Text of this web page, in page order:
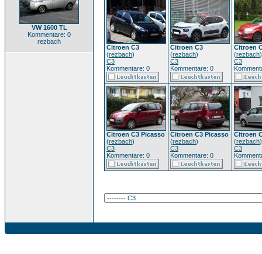
VW 1600 TL
Kommentare: 0
rezbach
Citroen C3
(rezbach)
C3
Kommentare: 0
Citroen C3
(rezbach)
C3
Kommentare: 0
Citroen
(rezbach)
C3
Citroen C3 Picasso
(rezbach)
C3
Kommentare: 0
Citroen C3 Picasso
(rezbach)
C3
Kommentare: 0
Citroen
(rezbach)
C3